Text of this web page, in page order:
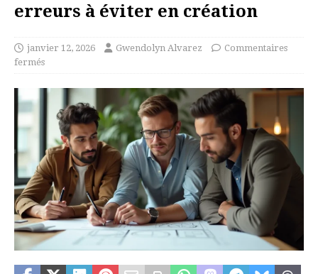
erreurs à éviter en création
janvier 12, 2026 Gwendolyn Alvarez
Commentaires
fermés